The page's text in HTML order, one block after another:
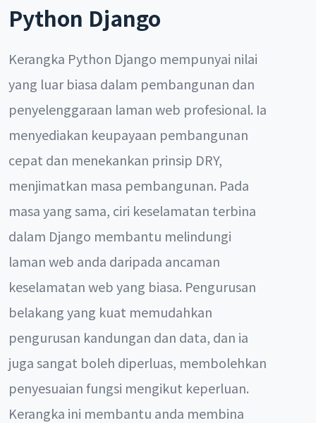
Python Django
Kerangka Python Django mempunyai nilai
yang luar biasa dalam pembangunan dan
penyelenggaraan laman web profesional. Ia
menyediakan keupayaan pembangunan
cepat dan menekankan prinsip DRY,
menjimatkan masa pembangunan. Pada
masa yang sama, ciri keselamatan terbina
dalam Django membantu melindungi
laman web anda daripada ancaman
keselamatan web yang biasa. Pengurusan
belakang yang kuat memudahkan
pengurusan kandungan dan data, dan ia
juga sangat boleh diperluas, membolehkan
penyesuaian fungsi mengikut keperluan.
Kerangka ini membantu anda membina